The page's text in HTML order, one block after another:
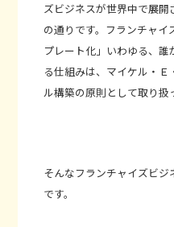
ズビジネスが世界中で展
の通りです。フランチャ
プレート化」いわゆる、誰
る仕組みは、マイケル・
ル構築の原則として取り扱
そんなフランチャイズビジ
です。